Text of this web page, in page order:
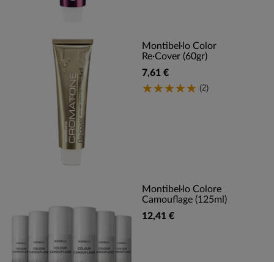
Montibel·lo Color
Re·Cover (60gr)
7,61 €
(2)
Montibel·lo Colore
Camouflage (125ml)
12,41 €